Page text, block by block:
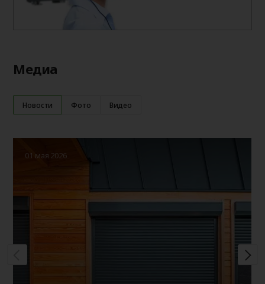
Медиа
Новости Фото Видео
01 мая 2026